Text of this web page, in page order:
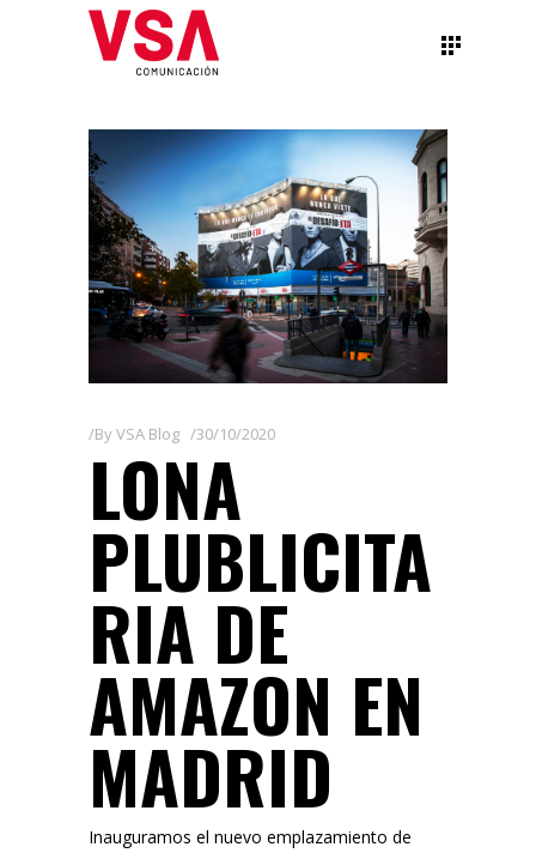
ByVSA Blog 30/10/2020
LONA
PLUBLICITA
RIA DE
AMAZON EN
MADRID
Inauguramos el nuevo emplazamiento de